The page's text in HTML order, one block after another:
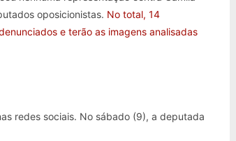
oposicionistas. No total, 14
e terão as imagens analisadas
redes sociais. No sábado (9), a deputada